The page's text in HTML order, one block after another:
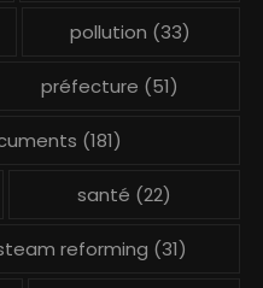
pollution (33)
préfecture (51)
(181)
santé (22)
reforming (31)